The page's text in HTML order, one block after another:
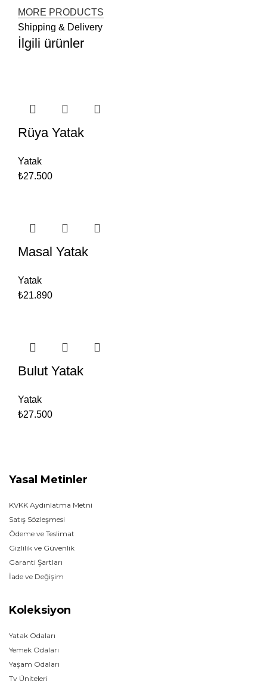
MORE PRODUCTS
Shipping & Delivery
İlgili ürünler
Rüya Yatak
Yatak
₺27.500
Masal Yatak
Yatak
₺21.890
Bulut Yatak
Yatak
₺27.500
Yasal Metinler
KVKK Aydınlatma Metni
Satış Sözleşmesi
Ödeme ve Teslimat
Gizlilik ve Güvenlik
Garanti Şartları
İade ve Değişim
Koleksiyon
Yatak Odaları
Yemek Odaları
Yaşam Odaları
Tv Üniteleri